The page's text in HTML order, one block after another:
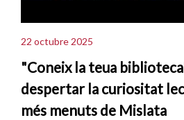
22 octubre 2025
"Coneix la teua
despertar la curiositat
més menuts de Mislata